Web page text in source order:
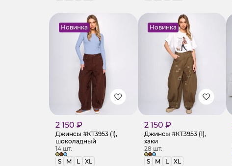
Новинка
2 150 ₽
Джинсы #КТ3953 (1),
шоколадный
14 шт.
S
M L XL
Новинка
2 150 ₽
Джинсы #КТ3953 (1),
хаки
28 шт.
S
M L XL